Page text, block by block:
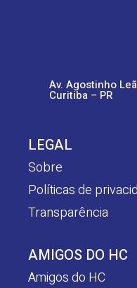
Av. Agostinho
Curitiba – PR
LEGAL
Sobre
Políticas de
Transparência
AMIGOS DO HC
Amigos do HC